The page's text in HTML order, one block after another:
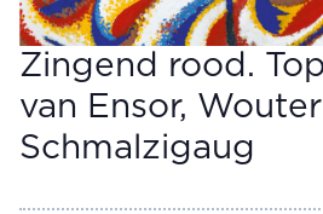
Zingend rood.
van Ensor,
Schmalzigaug